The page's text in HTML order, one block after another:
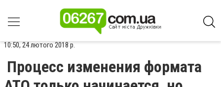
10:50, 24 лютого 2018 р.
Процесс изменения формата